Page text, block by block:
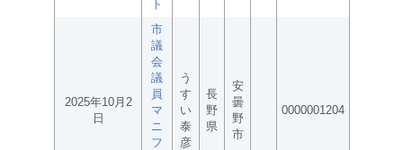
ト
2025年10月2
日
市
議
会
議
員
マ
ニ
フ
う
す
い
泰
彦
長
野
県
安
曇
野
市
0000001204